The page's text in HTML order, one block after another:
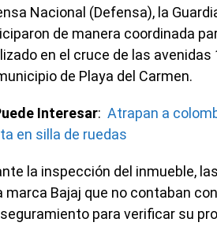
Nacional (Defensa), la
de manera coordinada
en el cruce de las
de Playa del Carmen.
Interesar: Atrapan a
en silla de ruedas
la inspección del inmueble,
marca Bajaj que no contaban
para verificar su